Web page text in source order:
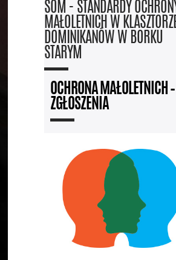
SOM - STANDARDY
MAŁOLETNICH W
DOMINIKANÓW W BORKU
STARYM
OCHRONA MAŁOLETNICH –
ZGŁOSZENIA